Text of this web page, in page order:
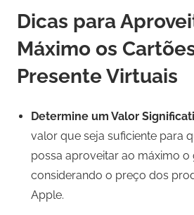
Dicas para
Máximo os
Presente Virtuais
Determine um Valor
valor que seja suficiente para
possa aproveitar ao máximo o
considerando o preço dos
Apple.